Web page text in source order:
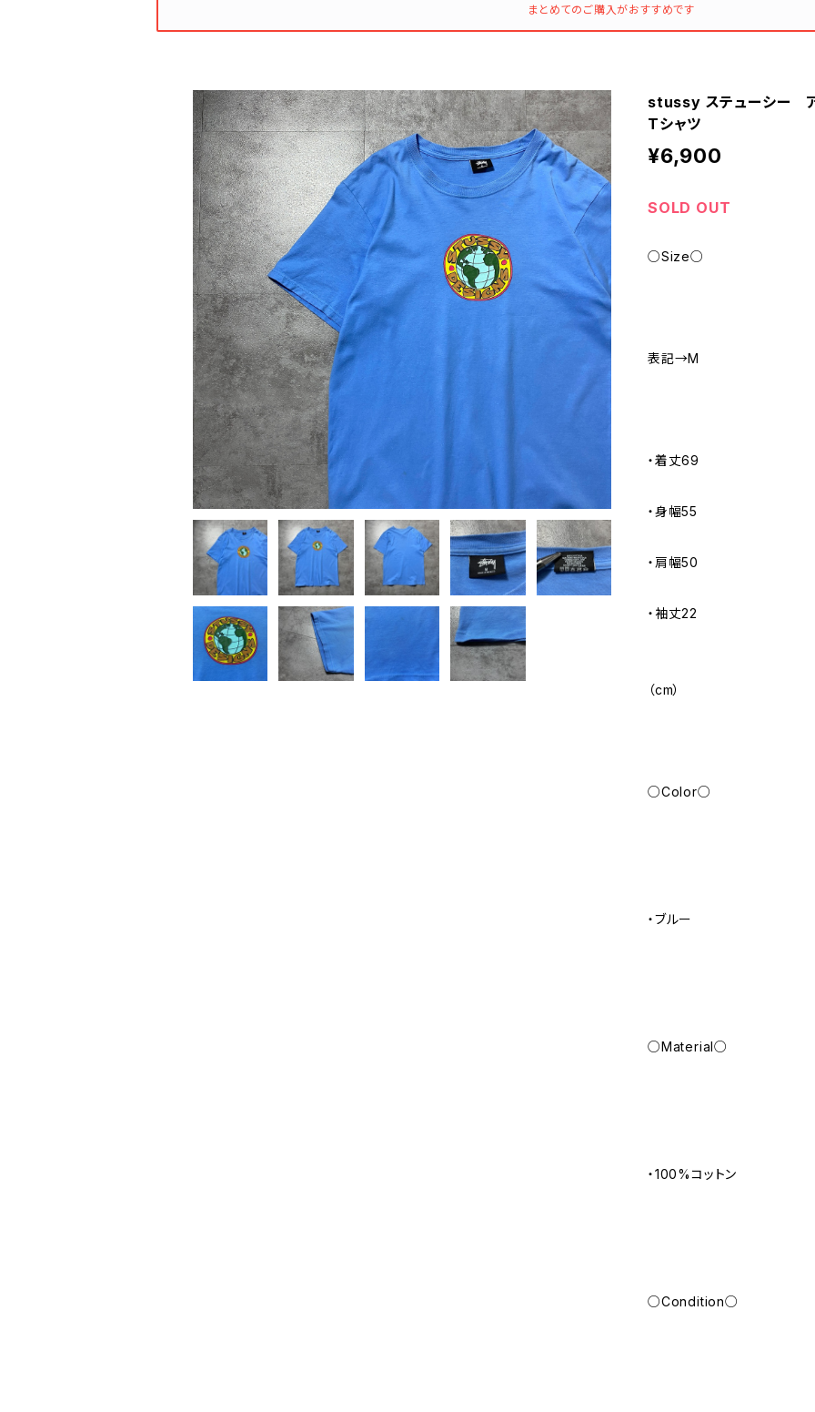
まとめてのご購入がおすすめです
stussy ステューシー
Tシャツ
¥6,900
SOLD OUT
○Size○
表記→M
・着丈69
・身幅55
・肩幅50
・袖丈22
（cm）
○Color○
・ブルー
○Material○
・100%コットン
○Condition○